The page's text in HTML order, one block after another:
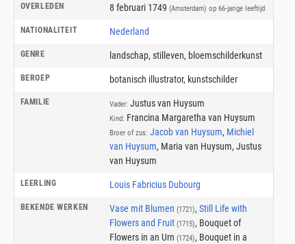
OVERLEDEN 8 februari 1749 (Amsterdam) op 66-jarige leeftijd
NATIONALITEIT Nederland
GENRE landschap, stilleven, bloemschilderkunst
BEROEP botanisch illustrator, kunstschilder
FAMILIE Vader: Justus van Huysum
Kind: Francina Margaretha van Huysum
Broer of zus: Jacob van Huysum, Michiel
van Huysum, Maria van Huysum, Justus
van Huysum
LEERLING Louis Fabricius Dubourg
BEKENDE WERKEN Vase mit Blumen (1721), Still Life with
Flowers and Fruit (1715), Bouquet of
Flowers in an Urn (1724), Bouquet in a